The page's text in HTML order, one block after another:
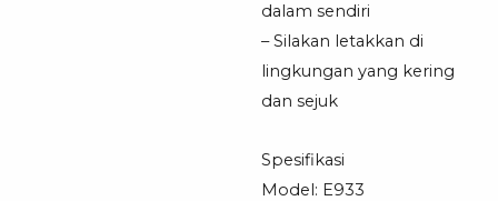
dalam sendiri
– Silakan letakkan di
lingkungan yang kering
dan sejuk
Spesifikasi
Model: E933